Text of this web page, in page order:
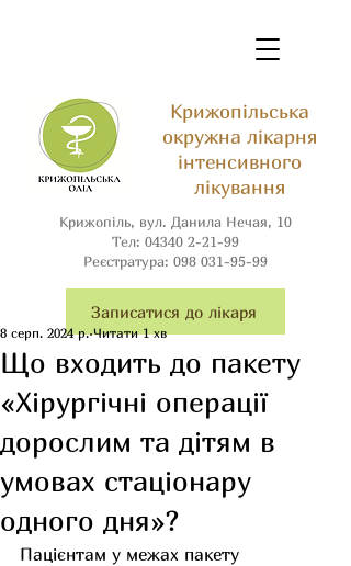
Крижопільська
окружна лікарня
інтенсивного
лікування
Крижопіль, вул. Данила Нечая, 10
Тел: 04340 2-21-99
Реєстратура: 098 031-95-99
Записатися до лікаря
Що входить до пакету
«Хірургічні операції
дорослим та дітям в
умовах стаціонару
одного дня»?
8 серп. 2024 р. Читати 1 хв
Пацієнтам у межах пакету